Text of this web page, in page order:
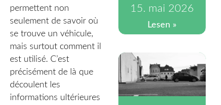
permettent non
seulement de savoir où
se trouve un véhicule,
mais surtout comment il
est utilisé. C’est
précisément de là que
découlent les
informations ultérieures
15. mai 2026
Lesen »